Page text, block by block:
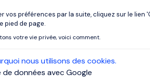
vos préférences par la suite, cliquez sur le lien
pied de page.
votre vie privée, voici comment.
nous utilisons des cookies.
de données avec Google
Axeptio consent
d'offres ni le manque de
compétences recherchées et les
recrutement au Luxembourg
, nous
recherche active. Ils sont déjà en
aux opportunités qu'ils acceptent